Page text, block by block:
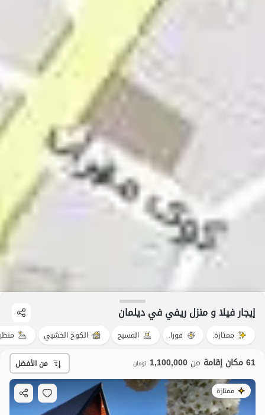
إيجار فيلا و منزل ريفي في دیلمان
ممتازة. فورا. المسبح الكوخ الخشبي
61 مكان إقامة من 1,100,000 تومان من الأفضل
ممتازة